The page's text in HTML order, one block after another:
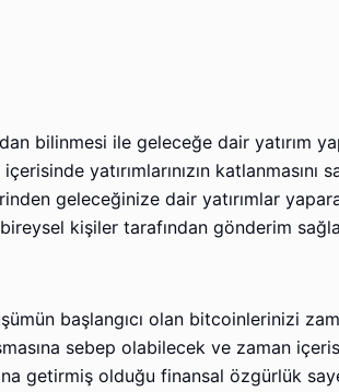
bilinmesi ile geleceğe dair yatırım
yatırımlarınızın katlanmasını
geleceğinize dair yatırımlar
kişiler tarafından gönderim
başlangıcı olan bitcoinlerinizi
sebep olabilecek ve zaman
getirmiş olduğu finansal özgürlük